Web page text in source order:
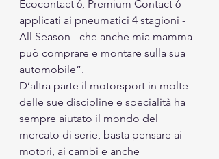
Ecocontact 6, Premium Contact 6
applicati ai pneumatici 4 stagioni -
All Season - che anche mia mamma
può comprare e montare sulla sua
automobile”.
D’altra parte il motorsport in molte
delle sue discipline e specialità ha
sempre aiutato il mondo del
mercato di serie, basta pensare ai
motori, ai cambi e anche